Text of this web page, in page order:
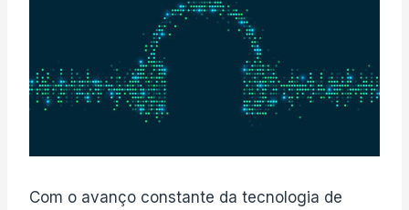
Com o avanço constante da tecnologia de